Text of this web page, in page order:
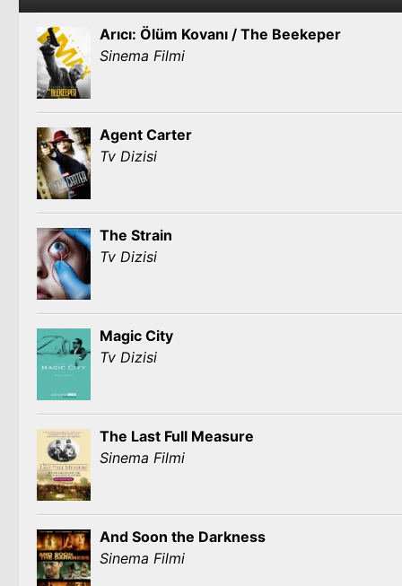
Arıcı: Ölüm Kovanı / The Beekeper
Sinema Filmi
Agent Carter
Tv Dizisi
The Strain
Tv Dizisi
Magic City
Tv Dizisi
The Last Full Measure
Sinema Filmi
And Soon the Darkness
Sinema Filmi